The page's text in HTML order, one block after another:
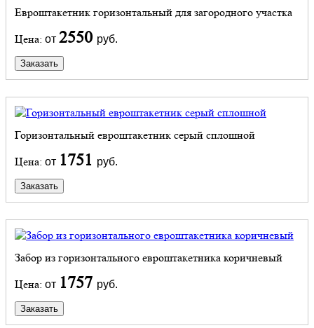
Евроштакетник горизонтальный для загородного участка
Цена: от 2550 руб.
Заказать
Горизонтальный евроштакетник серый сплошной
Цена: от 1751 руб.
Заказать
Забор из горизонтального евроштакетника коричневый
Цена: от 1757 руб.
Заказать